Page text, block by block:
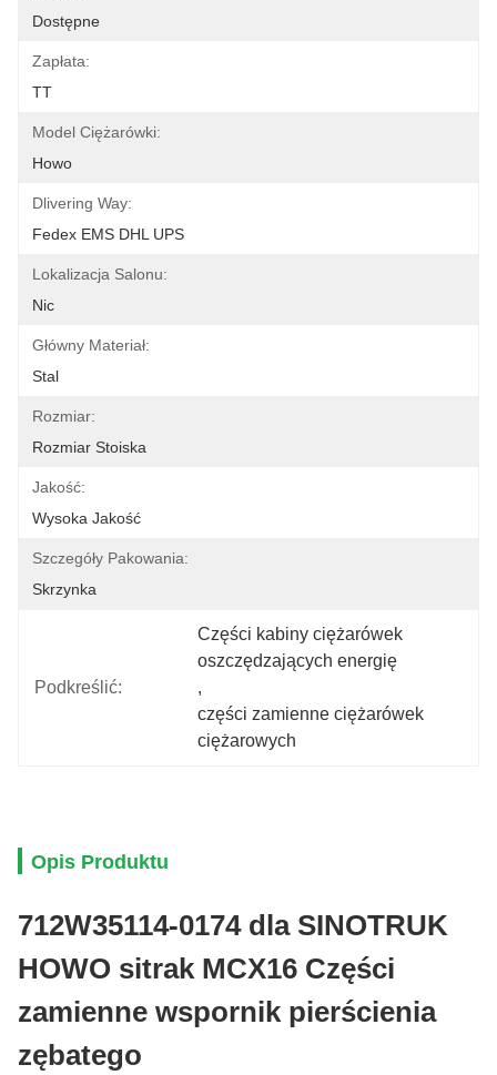
Dostępne
Zapłata:
TT
Model Ciężarówki:
Howo
Dlivering Way:
Fedex EMS DHL UPS
Lokalizacja Salonu:
Nic
Główny Materiał:
Stal
Rozmiar:
Rozmiar Stoiska
Jakość:
Wysoka Jakość
Szczegóły Pakowania:
Skrzynka
Podkreślić:
Części kabiny ciężarówek
oszczędzających energię
,
części zamienne ciężarówek
ciężarowych
Opis Produktu
712W35114-0174 dla SINOTRUK
HOWO sitrak MCX16 Części
zamienne wspornik pierścienia
zębatego